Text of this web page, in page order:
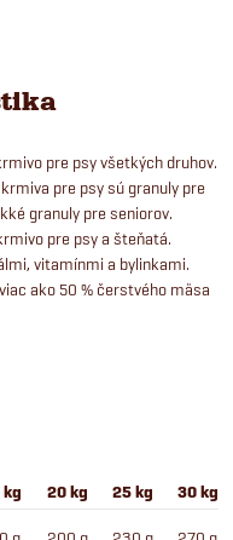
pre psy všetkých druhov.
pre psy sú granuly pre
granuly pre seniorov.
pre psy a šteňatá.
vitamínmi a bylinkami.
ako 50 % čerstvého mäsa
kg 20 kg 25 kg 30 kg